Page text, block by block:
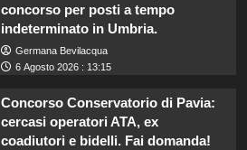
concorso per posti a tempo
indeterminato in Umbria.
Germana Bevilacqua
6 Agosto 2026 : 13:15
Concorso Conservatorio di Pavia:
cercasi operatori ATA, ex
coadiutori e bidelli. Fai domanda!